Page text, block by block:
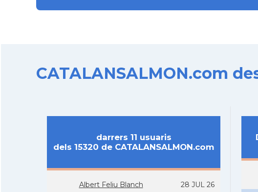
CATALANSALMON.com
darrers 11 usuaris
dels 15320 de CATALANSALMON.com
Albert Feliu Blanch 28 JUL 26